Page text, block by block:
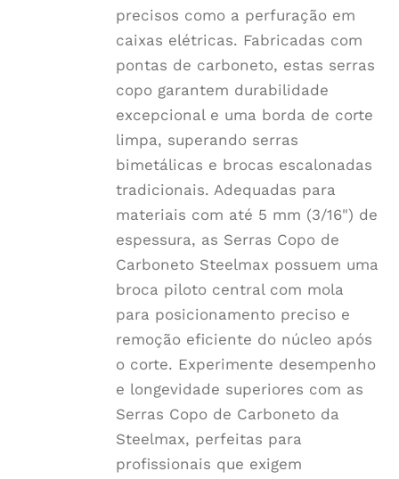
precisos como a perfuração em
caixas elétricas. Fabricadas com
pontas de carboneto, estas serras
copo garantem durabilidade
excepcional e uma borda de corte
limpa, superando serras
bimetálicas e brocas escalonadas
tradicionais. Adequadas para
materiais com até 5 mm (3/16") de
espessura, as Serras Copo de
Carboneto Steelmax possuem uma
broca piloto central com mola
para posicionamento preciso e
remoção eficiente do núcleo após
o corte. Experimente desempenho
e longevidade superiores com as
Serras Copo de Carboneto da
Steelmax, perfeitas para
profissionais que exigem